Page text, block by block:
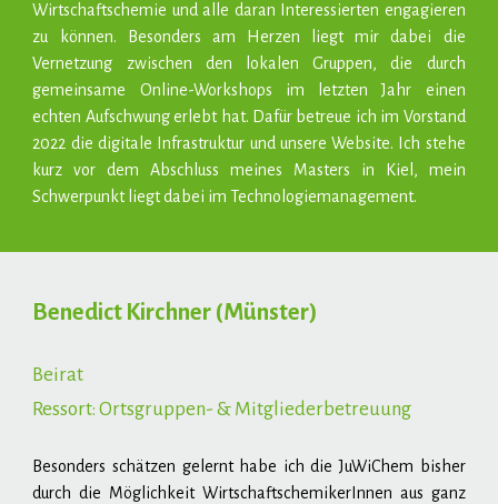
Wirtschaftschemie und alle daran Interessierten engagieren
zu können. Besonders am Herzen liegt mir dabei die
Vernetzung zwischen den lokalen Gruppen, die durch
gemeinsame Online-Workshops im letzten Jahr einen
echten Aufschwung erlebt hat. Dafür betreue ich im Vorstand
2022 die digitale Infrastruktur und unsere Website. Ich stehe
kurz vor dem Abschluss meines Masters in Kiel, mein
Schwerpunkt liegt dabei im Technologiemanagement.
Benedict Kirchner (Münster)
Beirat
Ressort: Ortsgruppen- & Mitgliederbetreuung
Besonders schätzen gelernt habe ich die JuWiChem bisher
durch die Möglichkeit WirtschaftschemikerInnen aus ganz